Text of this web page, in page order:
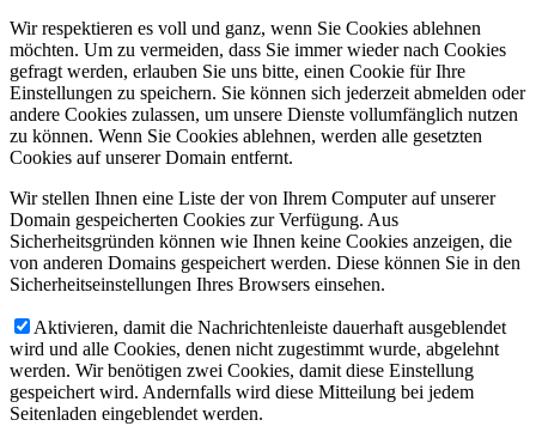
Wir respektieren es voll und ganz, wenn Sie Cookies ablehnen
möchten. Um zu vermeiden, dass Sie immer wieder nach Cookies
gefragt werden, erlauben Sie uns bitte, einen Cookie für Ihre
Einstellungen zu speichern. Sie können sich jederzeit abmelden oder
andere Cookies zulassen, um unsere Dienste vollumfänglich nutzen
zu können. Wenn Sie Cookies ablehnen, werden alle gesetzten
Cookies auf unserer Domain entfernt.
Wir stellen Ihnen eine Liste der von Ihrem Computer auf unserer
Domain gespeicherten Cookies zur Verfügung. Aus
Sicherheitsgründen können wie Ihnen keine Cookies anzeigen, die
von anderen Domains gespeichert werden. Diese können Sie in den
Sicherheitseinstellungen Ihres Browsers einsehen.
Aktivieren, damit die Nachrichtenleiste dauerhaft ausgeblendet
wird und alle Cookies, denen nicht zugestimmt wurde, abgelehnt
werden. Wir benötigen zwei Cookies, damit diese Einstellung
gespeichert wird. Andernfalls wird diese Mitteilung bei jedem
Seitenladen eingeblendet werden.